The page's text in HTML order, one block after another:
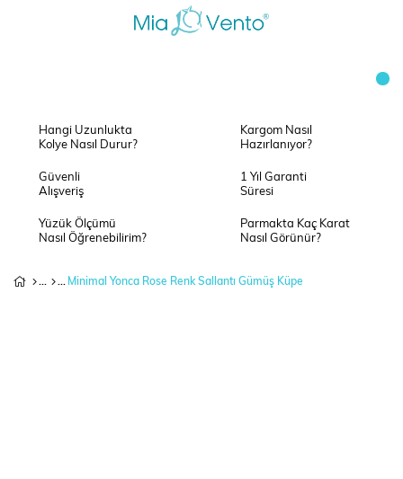
Hangi Uzunlukta
Kolye Nasıl Durur?
Kargom Nasıl
Hazırlanıyor?
Güvenli
Alışveriş
1 Yıl Garanti
Süresi
Yüzük Ölçümü
Nasıl Öğrenebilirim?
Parmakta Kaç Karat
Nasıl Görünür?
Minimal Yonca Rose Renk Sallantı Gümüş Küpe